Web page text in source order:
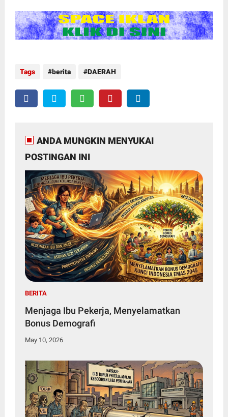
Tags berita DAERAH
ANDA MUNGKIN MENYUKAI
POSTINGAN INI
BERITA
Menjaga Ibu Pekerja, Menyelamatkan
Bonus Demografi
May 10, 2026